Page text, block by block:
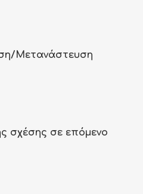
Μετανάστευση
σχέσης σε επόμενο